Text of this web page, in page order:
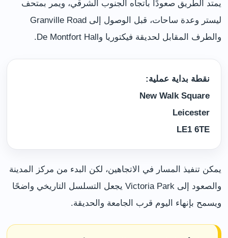
يمتد الطريق صعودًا باتجاه الجنوب الشرقي، ويمر بمتحف
ليستر وعدة ساحات، قبل الوصول إلى Granville Road
والطرف المقابل لحديقة فيكتوريا وDe Montfort Hall.
نقطة بداية عملية:
New Walk Square
Leicester
LE1 6TE
يمكن تنفيذ المسار في الاتجاهين، لكن البدء من مركز المدينة
والصعود إلى Victoria Park يجعل التسلسل التاريخي واضحًا
ويسمح بإنهاء اليوم قرب الجامعة والحديقة.